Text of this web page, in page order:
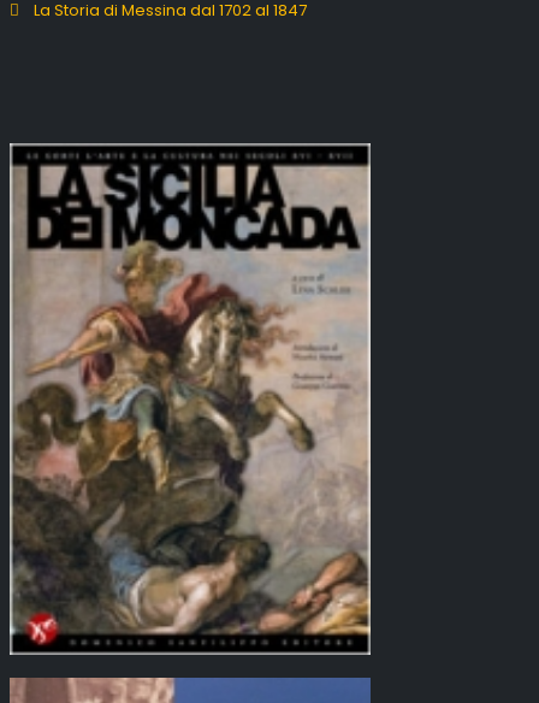
La Storia di Messina dal 1702 al 1847